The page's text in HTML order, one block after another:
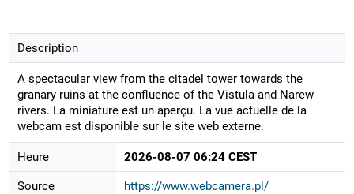
Description
A spectacular view from the citadel tower towards the
granary ruins at the confluence of the Vistula and Narew
rivers. La miniature est un aperçu. La vue actuelle de la
webcam est disponible sur le site web externe.
Heure 2026-08-07 06:24 CEST
Source https://www.webcamera.pl/